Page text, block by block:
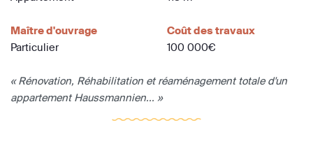
Maître d'ouvrage
Particulier
Coût des travaux
100 000€
« Rénovation, Réhabilitation et réaménagement totale d'un
appartement Haussmannien... »